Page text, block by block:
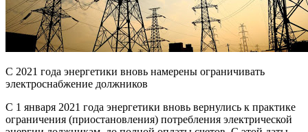
С 2021 года энергетики вновь намерены ограничивать
электроснабжение должников
С 1 января 2021 года энергетики вновь вернулись к практике
ограничения (приостановления) потребления электрической